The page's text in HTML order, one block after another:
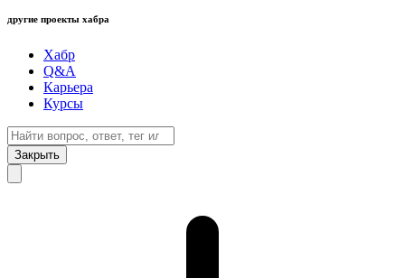
другие проекты хабра
Хабр
Q&A
Карьера
Курсы
Закрыть